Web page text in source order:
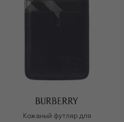
Кожаный футляр для